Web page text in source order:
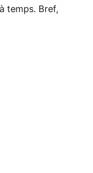
temps. Bref,